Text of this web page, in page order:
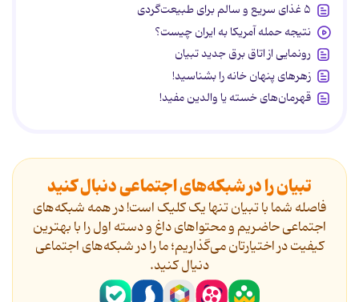
۵ غذای سریع و سالم برای طبیعت‌گردی
نتیجه حمله آمریکا به ایران چیست؟
رونمایی از اتاق برق جدید تبیان
زهرهای پنهان خانه را بشناسید!
قهرمان‌های خسته یا والدین مفید!
تبیان را در شبکه‌های اجتماعی دنبال کنید
فاصله شما با تبیان تنها یک کلیک است! در همه شبکه‌های
اجتماعی حاضریم و محتواهای داغ و دسته اول را با بهترین
کیفیت در اختیارتان می‌گذاریم؛ ما را در شبکه‌های اجتماعی
دنیال کنید.